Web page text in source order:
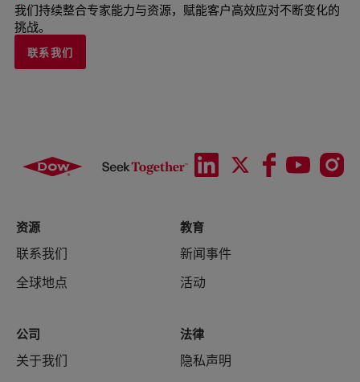
我们持续整合专家能力与资源，赋能客户高效应对不断变化的
挑战。
联系我们
资源
联系我们
全球地点
教育
新闻事件
活动
公司
关于我们
法律
隐私声明